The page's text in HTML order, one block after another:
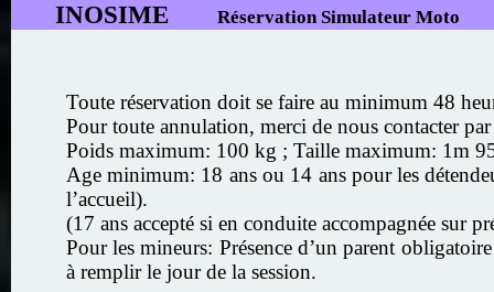
INOSIME Réservation Simulateur Moto
Toute réservation doit se faire au minimum 48
Pour toute annulation, merci de nous contacter
Poids maximum: 100 kg ; Taille maximum: 1m
Age minimum: 18 ans ou 14 ans pour les
l’accueil).
(17 ans accepté si en conduite accompagnée sur
Pour les mineurs: Présence d’un parent
à remplir le jour de la session.